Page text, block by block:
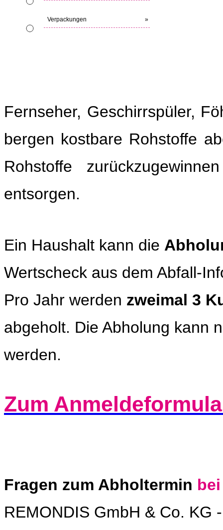
Verpackungen »
Fernseher, Geschirrspüler,
bergen kostbare Rohstoffe
Rohstoffe
entsorgen.
Ein Haushalt kann die
Wertscheck aus dem Abfall-
Pro Jahr werden zweimal 3
abgeholt. Die Abholung kann
werden.
Zum
Fragen zum Abholtermin
REMONDIS GmbH & Co. KG